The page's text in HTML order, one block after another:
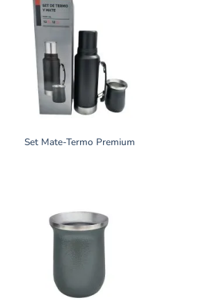
Set Mate-Termo Premium